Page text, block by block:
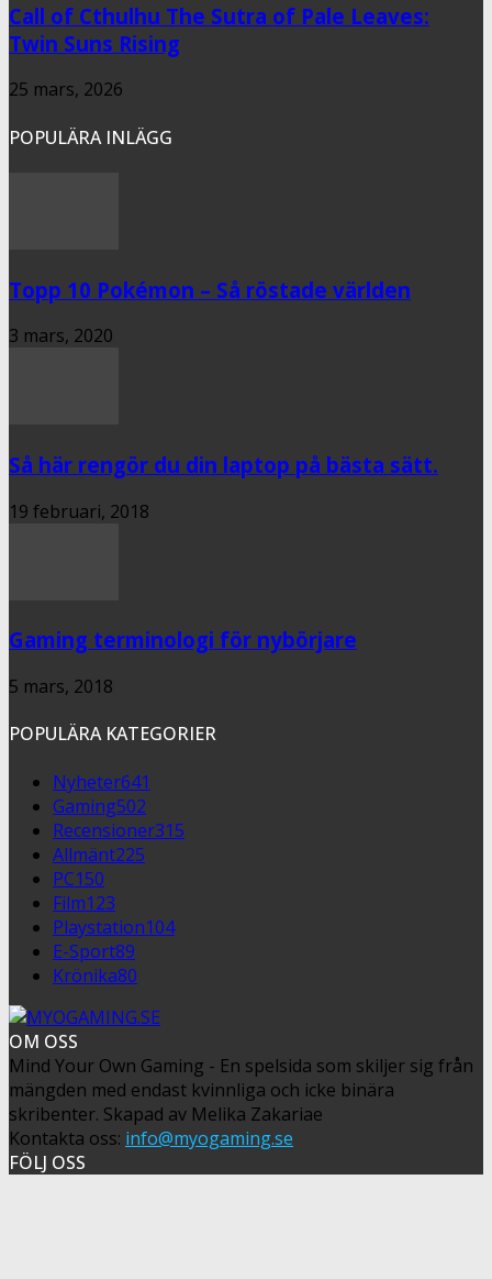
Call of Cthulhu The Sutra of Pale Leaves:
Twin Suns Rising
25 mars, 2026
POPULÄRA INLÄGG
Topp 10 Pokémon – Så röstade världen
3 mars, 2020
Så här rengör du din laptop på bästa sätt.
19 februari, 2018
Gaming terminologi för nybörjare
5 mars, 2018
POPULÄRA KATEGORIER
Nyheter641
Gaming502
Recensioner315
Allmänt225
PC150
Film123
Playstation104
E-Sport89
Krönika80
OM OSS
Mind Your Own Gaming - En spelsida som skiljer sig från
mängden med endast kvinnliga och icke binära
skribenter. Skapad av Melika Zakariae
Kontakta oss: info@myogaming.se
FÖLJ OSS